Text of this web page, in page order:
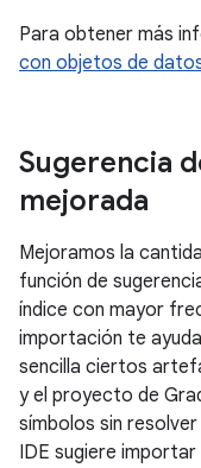
Para obtener más
con objetos de
Sugerencia
mejorada
Mejoramos la
función de
índice con mayor
importación te
sencilla ciertos
y el proyecto de
símbolos sin
IDE sugiere